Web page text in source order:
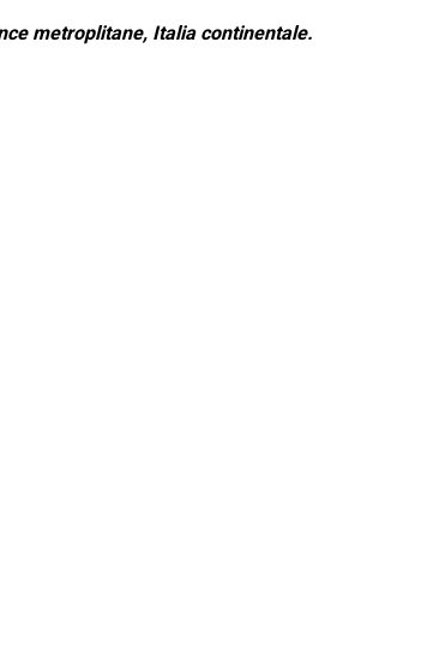
metroplitane, Italia continentale.